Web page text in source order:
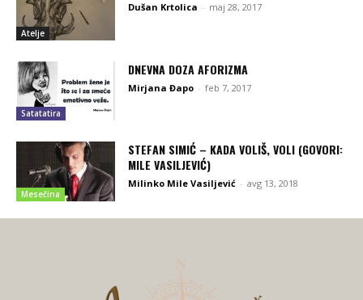
Atelje
Dušan Krtolica - maj 28, 2017
Satatatira
DNEVNA DOZA AFORIZMA
Mirjana Đapo - feb 7, 2017
Mesečina
STEFAN SIMIĆ – KADA VOLIŠ, VOLI (GOVORI:
MILE VASILJEVIĆ)
Milinko Mile Vasiljević - avg 13, 2018